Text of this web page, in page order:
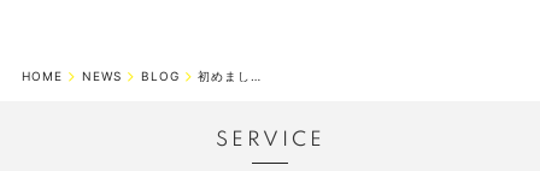
HOME NEWS BLOG 初めまして。昨年9月に入社いたしました大木と申します。
SERVICE